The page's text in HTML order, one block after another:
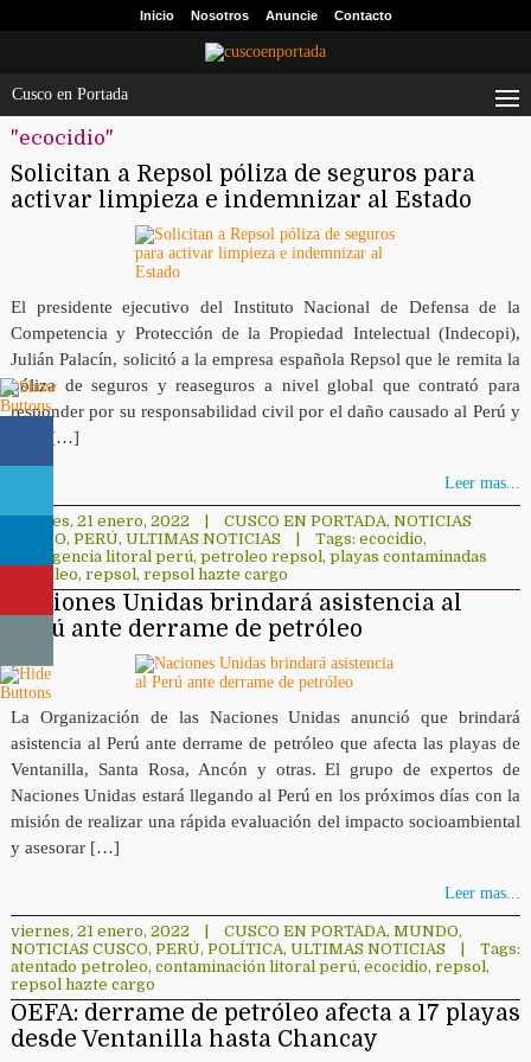
Inicio Nosotros Anuncie Contacto
Cusco en Portada
"ecocidio"
Solicitan a Repsol póliza de seguros para
activar limpieza e indemnizar al Estado
El presidente ejecutivo del Instituto Nacional de Defensa de la
Competencia y Protección de la Propiedad Intelectual (Indecopi),
Julián Palacín, solicitó a la empresa española Repsol que le remita la
póliza de seguros y reaseguros a nivel global que contrató para
responder por su responsabilidad civil por el daño causado al Perú y
a los […]
Leer mas...
viernes, 21 enero, 2022 CUSCO EN PORTADA, NOTICIAS
CUSCO, PERÚ, ULTIMAS NOTICIAS Tags: ecocidio,
emergencia litoral perú, petroleo repsol, playas contaminadas
petroleo, repsol, repsol hazte cargo
Naciones Unidas brindará asistencia al
Perú ante derrame de petróleo
La Organización de las Naciones Unidas anunció que brindará
asistencia al Perú ante derrame de petróleo que afecta las playas de
Ventanilla, Santa Rosa, Ancón y otras. El grupo de expertos de
Naciones Unidas estará llegando al Perú en los próximos días con la
misión de realizar una rápida evaluación del impacto socioambiental
y asesorar […]
Leer mas...
viernes, 21 enero, 2022 CUSCO EN PORTADA, MUNDO,
NOTICIAS CUSCO, PERÚ, POLÍTICA, ULTIMAS NOTICIAS
Tags:
atentado petroleo, contaminación litoral perú, ecocidio, repsol,
repsol hazte cargo
OEFA: derrame de petróleo afecta a 17 playas
desde Ventanilla hasta Chancay